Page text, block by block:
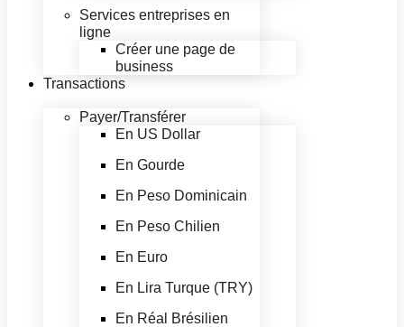
Services entreprises en
ligne
Créer une page de
business
Transactions
Payer/Transférer
En US Dollar
En Gourde
En Peso Dominicain
En Peso Chilien
En Euro
En Lira Turque (TRY)
En Réal Brésilien